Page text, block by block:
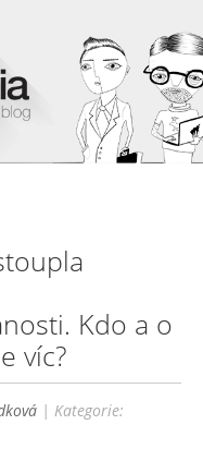
Kdo a o
víc?
| Kategorie: